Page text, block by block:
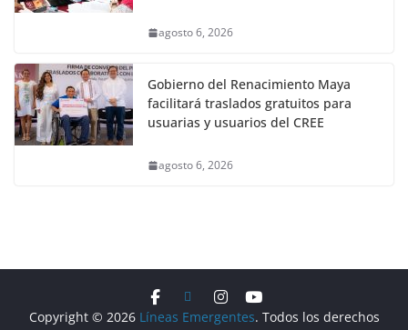
agosto 6, 2026
Gobierno del Renacimiento Maya
facilitará traslados gratuitos para
usuarias y usuarios del CREE
agosto 6, 2026
Copyright © 2026 Líneas Emergentes. Todos los derechos